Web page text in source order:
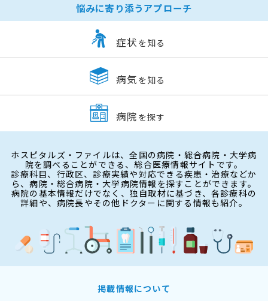
悩みに寄り添うアプローチ
症状 を知る
病気 を知る
病院 を探す
ホスピタルズ・ファイルは、全国の病院・総合病院・大学病
院を調べることができる、総合医療情報サイトです。
診療科目、行政区、診療実績や対応できる疾患・治療などか
ら、病院・総合病院・大学病院情報を探すことができます。
病院の基本情報だけでなく、独自取材に基づき、各診療科の
詳細や、病院長やその他ドクターに関する情報も紹介。
掲載情報について